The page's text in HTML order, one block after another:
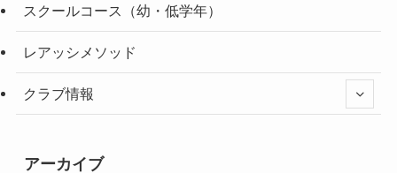
スクールコース（幼・低学年）
レアッシメソッド
クラブ情報
アーカイブ